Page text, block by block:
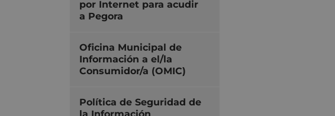
por Internet para acudir
a Pegora
Oficina Municipal de
Información a el/la
Consumidor/a (OMIC)
Política de Seguridad de